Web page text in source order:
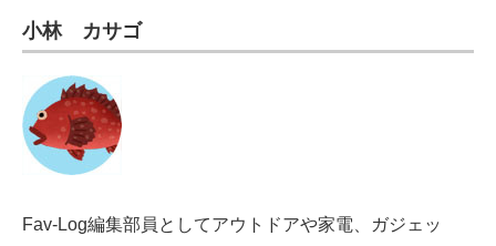
小林 カサゴ
Fav-Log編集部員としてアウトドアや家電、ガジェッ